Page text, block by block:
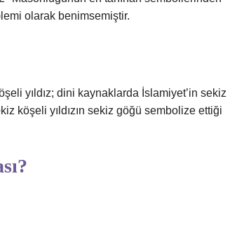
olarak benimsemiştir.
yıldız; dini kaynaklarda İslamiyet’in sekiz
köşeli yıldızın sekiz göğü sembolize ettiği